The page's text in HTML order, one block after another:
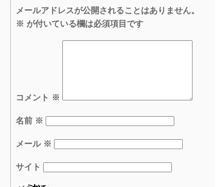
メールアドレスが公開されることはありません。
※ が付いている欄は必須項目です
コメント ※
名前 ※
メール ※
サイト